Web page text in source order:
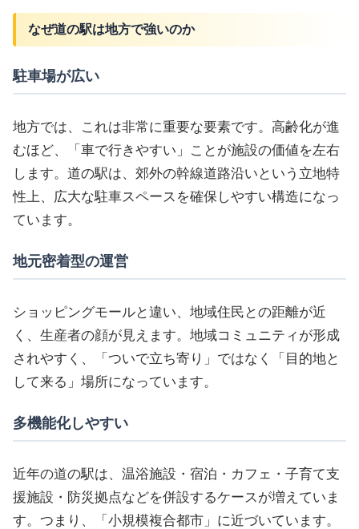
なぜ道の駅は地方で強いのか
駐車場が広い
地方では、これは非常に重要な要素です。高齢化が進
むほど、「車で行きやすい」ことが施設の価値を左右
します。道の駅は、郊外の幹線道路沿いという立地特
性上、広大な駐車スペースを確保しやすい構造になっ
ています。
地元密着型の運営
ショッピングモールと違い、地域住民との距離が近
く、生産者の顔が見えます。地域コミュニティが形成
されやすく、「ついで立ち寄り」ではなく「目的地と
して来る」場所になっています。
多機能化しやすい
近年の道の駅は、温浴施設・宿泊・カフェ・子育て支
援施設・防災拠点などを併設するケースが増えていま
す。つまり、「小規模複合都市」に近づいています。